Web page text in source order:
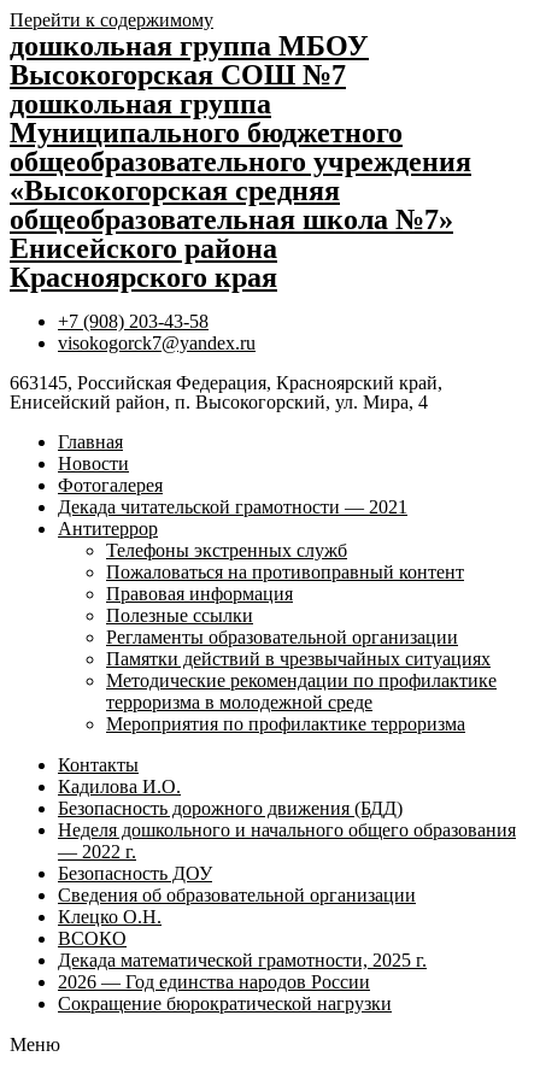
Перейти к содержимому
дошкольная группа МБОУ
Высокогорская СОШ №7
дошкольная группа
Муниципального бюджетного
общеобразовательного учреждения
«Высокогорская средняя
общеобразовательная школа №7»
Енисейского района
Красноярского края
+7 (908) 203-43-58
visokogorck7@yandex.ru
663145, Российская Федерация, Красноярский край,
Енисейский район, п. Высокогорский, ул. Мира, 4
Главная
Новости
Фотогалерея
Декада читательской грамотности — 2021
Антитеррор
Телефоны экстренных служб
Пожаловаться на противоправный контент
Правовая информация
Полезные ссылки
Регламенты образовательной организации
Памятки действий в чрезвычайных ситуациях
Методические рекомендации по профилактике
терроризма в молодежной среде
Мероприятия по профилактике терроризма
Контакты
Кадилова И.О.
Безопасность дорожного движения (БДД)
Неделя дошкольного и начального общего образования
— 2022 г.
Безопасность ДОУ
Сведения об образовательной организации
Клецко О.Н.
ВСОКО
Декада математической грамотности, 2025 г.
2026 — Год единства народов России
Сокращение бюрократической нагрузки
Меню